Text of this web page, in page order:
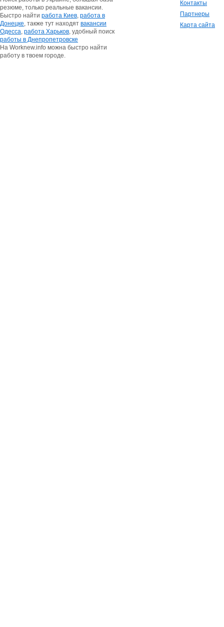
резюме, только реальные вакансии.
Быстро найти работа Киев, работа в
Донецке, также тут находят вакансии
Одесса, работа Харьков, удобный поиск
работы в Днепропетровске
На Worknew.info можна быстро найти
работу в твоем городе.
Контакты
Партнеры
Карта сайта